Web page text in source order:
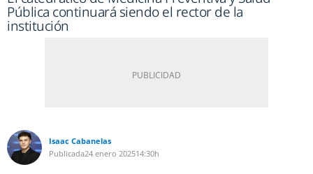
Pública continuará siendo el rector de la
institución
Isaac Cabanelas
Publicada24 enero 202514:30h